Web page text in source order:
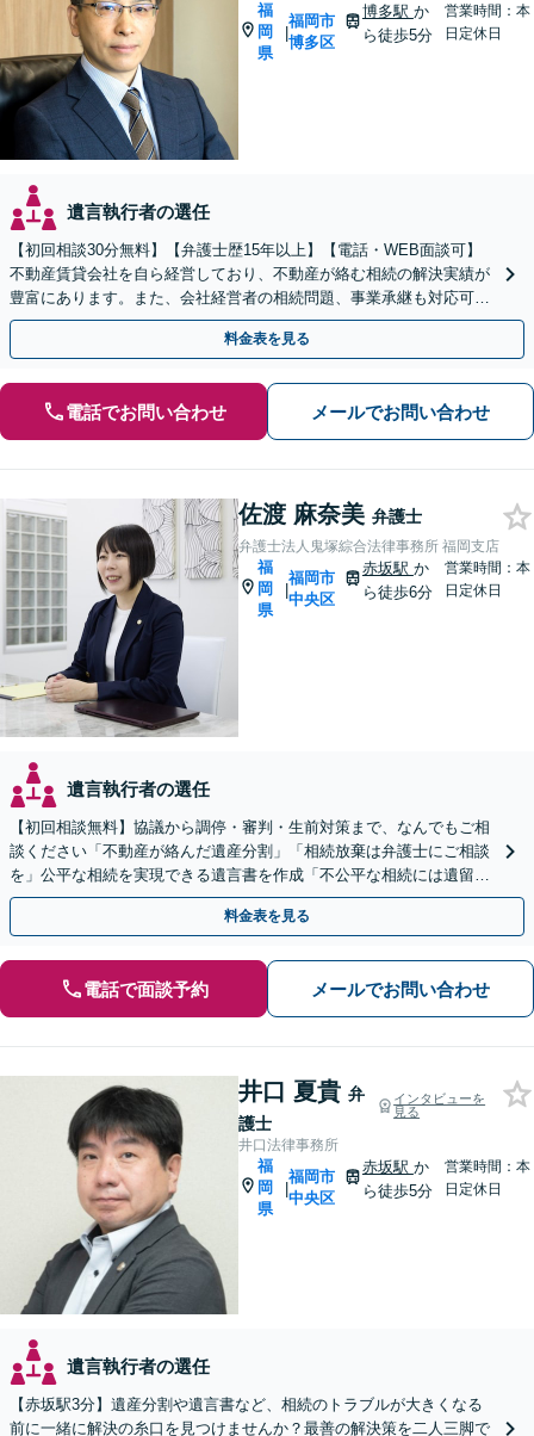
福
岡
県
|
福岡市
博多区
博多駅 か
ら徒歩5分
営業時間：本
日定休日
遺言執行者の選任
【初回相談30分無料】【弁護士歴15年以上】【電話・WEB面談可】
不動産賃貸会社を自ら経営しており、不動産が絡む相続の解決実績が
豊富にあります。また、会社経営者の相続問題、事業承継も対応可能
です。有利な結果が得られるよう尽力いたします。
料金表を見る
電話でお問い合わせ メールでお問い合わせ
佐渡 麻奈美 弁護士
弁護士法人鬼塚綜合法律事務所 福岡支店
福
岡
県
|
福岡市
中央区
赤坂駅 か
ら徒歩6分
営業時間：本
日定休日
遺言執行者の選任
【初回相談無料】協議から調停・審判・生前対策まで、なんでもご相
談ください「不動産が絡んだ遺産分割」「相続放棄は弁護士にご相談
を」公平な相続を実現できる遺言書を作成「不公平な相続には遺留分
侵害額請求が有効」【夜間・休日相談可】【完全個室相談】
料金表を見る
電話で面談予約 メールでお問い合わせ
井口 夏貴 弁
護士
インタビューを
見る
井口法律事務所
福
岡
県
|
福岡市
中央区
赤坂駅 か
ら徒歩5分
営業時間：本
日定休日
遺言執行者の選任
【赤坂駅3分】遺産分割や遺言書など、相続のトラブルが大きくなる
前に一緒に解決の糸口を見つけませんか？最善の解決策を二人三脚で